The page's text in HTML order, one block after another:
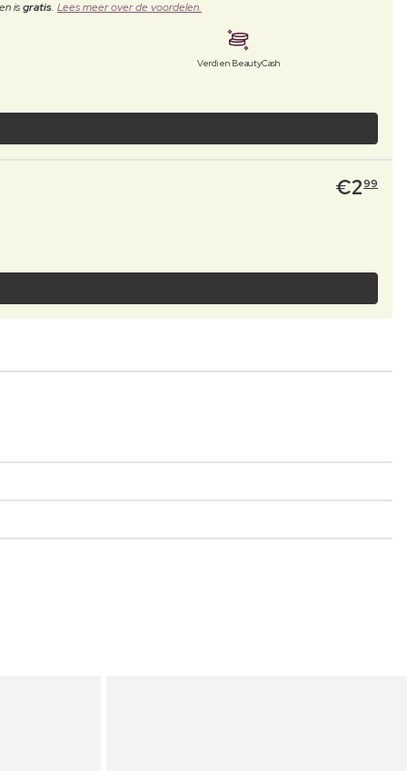
isgratis. Lees meer over de voordelen.
Verdien BeautyCash
€299